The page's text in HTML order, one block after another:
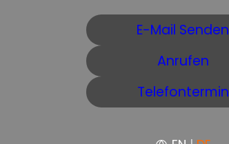
E-Mail Senden
Anrufen
Telefontermin